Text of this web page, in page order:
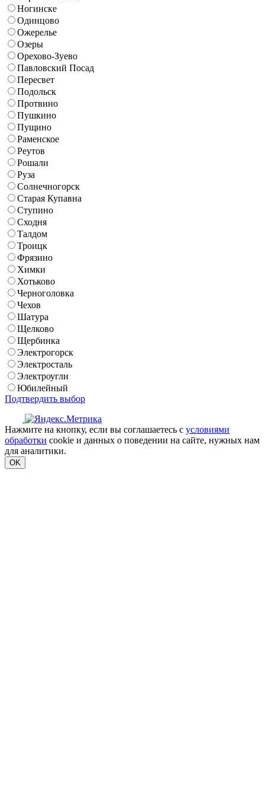
Ногинске
Одинцово
Ожерелье
Озеры
Орехово-Зуево
Павловский Посад
Пересвет
Подольск
Протвино
Пушкино
Пущино
Раменское
Реутов
Рошали
Руза
Солнечногорск
Старая Купавна
Ступино
Сходня
Талдом
Троицк
Фрязино
Химки
Хотьково
Черноголовка
Чехов
Шатура
Щелково
Щербинка
Электрогорск
Электросталь
Электроугли
Юбилейный
Подтвердить выбор
Нажмите на кнопку, если вы соглашаетесь с условиями
обработки cookie и данных о поведении на сайте, нужных нам
для аналитики.
OK